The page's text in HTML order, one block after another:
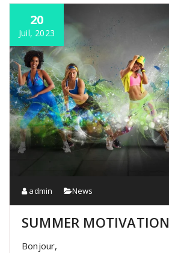
20
Juil, 2023
admin News
SUMMER MOTIVATION
Bonjour,